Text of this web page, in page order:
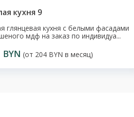
кухня 9
глянцевая кухня с белыми фасадами
мдф на заказ по индивидуа...
BYN (от 204 BYN в месяц)